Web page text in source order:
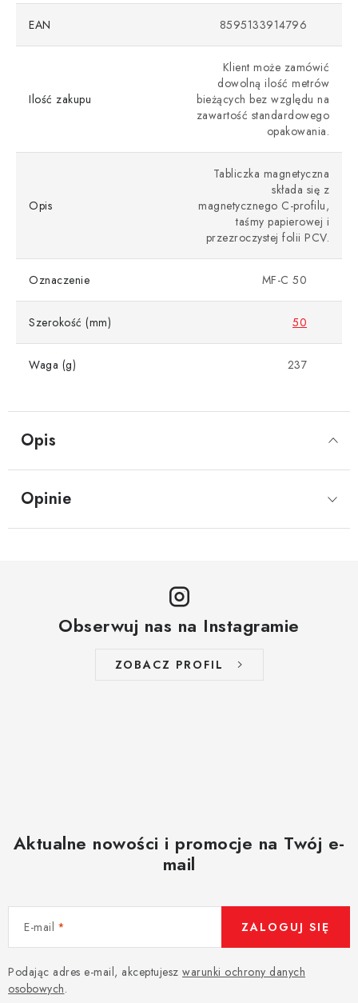
Opis
EAN 8595133914796
Ilość zakupu
Klient może zamówić
dowolną ilość metrów
bieżących bez względu na
zawartość standardowego
opakowania.
Opis
Tabliczka magnetyczna
składa się z
magnetycznego C-profilu,
taśmy papierowej i
przezroczystej folii PCV.
Oznaczenie MF-C 50
Szerokość (mm) 50
Waga (g) 237
Opinie
Obserwuj nas na Instagramie
ZOBACZ PROFIL
Aktualne nowości i promocje na Twój e-
mail
E-mail
Podając adres e-mail, akceptujesz warunki ochrony danych
osobowych.
ZALOGUJ SIĘ